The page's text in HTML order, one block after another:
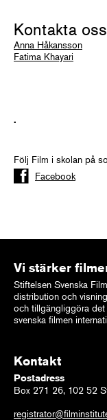
Kontakta oss
Anna Håkansson
Fatima Khayari
.
Följ Film i skolan på
Facebook
Vi stärker
Stiftelsen Svenska
distribution och
och tillgängliggöra det
svenska filmen
Kontakt
Postadress
Box 271 26, 102 52